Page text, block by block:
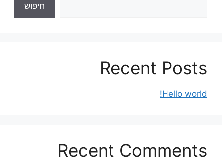
חיפוש
Recent Posts
Hello world!
Recent Comments